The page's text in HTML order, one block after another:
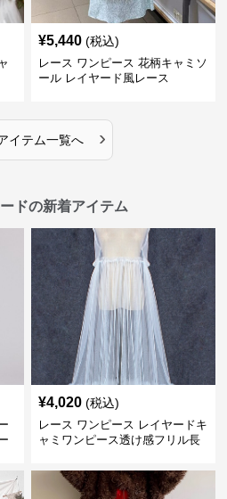
¥5,440 (税込)
レース ワンピース 花柄キャミソ
ール レイヤード風レース
イテム一覧へ ›
ドの新着アイテム
¥4,020 (税込)
レース ワンピース レイヤードキ
ャミワンピース透け感フリル長